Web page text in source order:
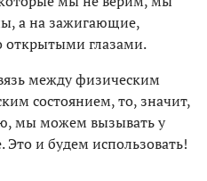
а на зажигающие,
глазами.
между физическим
состоянием, то, значит,
мы можем вызывать у
Это и будем использовать!